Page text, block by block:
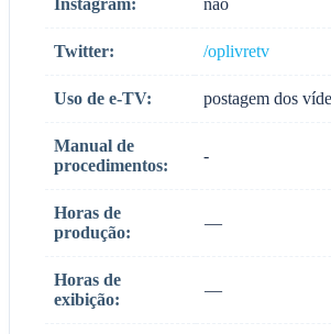
Twitter: /oplivretv
Uso de e-TV: postagem dos
Manual de
procedimentos:
-
Horas de
produção:
—
Horas de
exibição:
—